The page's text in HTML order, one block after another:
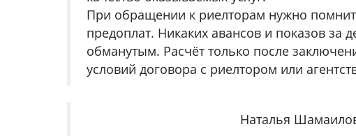
При обращении к риелторам нужно
предоплат. Никаких авансов и показов за
обманутым. Расчёт только после
условий договора с риелтором или
Наталья